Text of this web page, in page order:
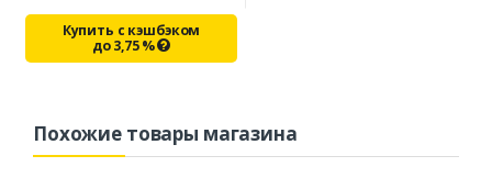
Купить с кэшбэком
до3,75%
Похожие товары магазина